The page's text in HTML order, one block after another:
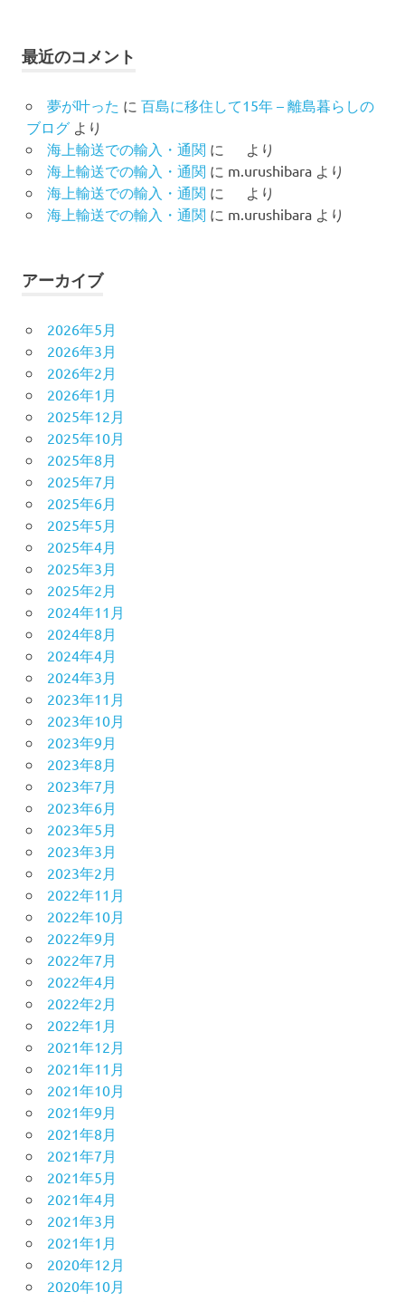
最近のコメント
夢が叶った に 百島に移住して15年 – 離島暮らしの
ブログより
海上輸送での輸入・通関 に
より
海上輸送での輸入・通関 に m.urushibaraより
海上輸送での輸入・通関 に
より
海上輸送での輸入・通関 に m.urushibaraより
アーカイブ
2026年5月
2026年3月
2026年2月
2026年1月
2025年12月
2025年10月
2025年8月
2025年7月
2025年6月
2025年5月
2025年4月
2025年3月
2025年2月
2024年11月
2024年8月
2024年4月
2024年3月
2023年11月
2023年10月
2023年9月
2023年8月
2023年7月
2023年6月
2023年5月
2023年3月
2023年2月
2022年11月
2022年10月
2022年9月
2022年7月
2022年4月
2022年2月
2022年1月
2021年12月
2021年11月
2021年10月
2021年9月
2021年8月
2021年7月
2021年5月
2021年4月
2021年3月
2021年1月
2020年12月
2020年10月